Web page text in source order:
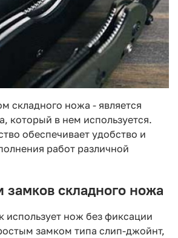
складного ножа - является
который в нем используется.
обеспечивает удобство и
работ различной
замков складного ножа
использует нож без фиксации
замком типа слип-джойнт,